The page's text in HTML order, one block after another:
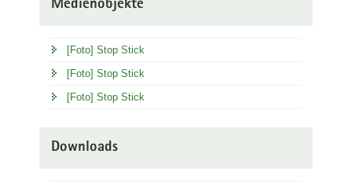
Medienobjekte
[Foto] Stop Stick
[Foto] Stop Stick
[Foto] Stop Stick
Downloads